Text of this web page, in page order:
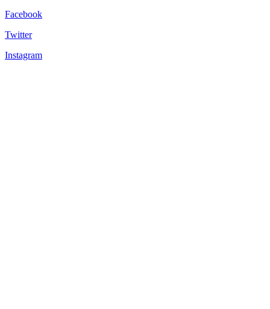
Facebook
Twitter
Instagram